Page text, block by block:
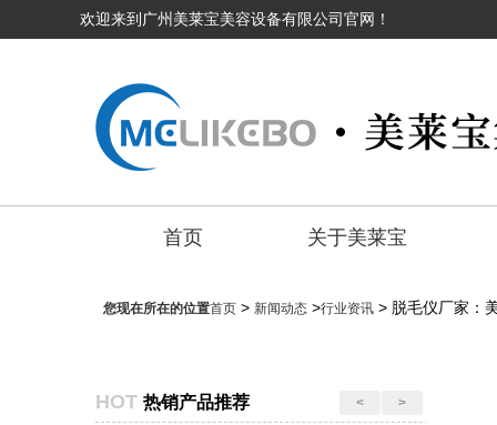
欢迎来到广州美莱宝美容设备有限公司官网！
首页 关于美莱宝
您现在所在的位置首页> 新闻动态>行业资讯> 脱毛仪厂家：
HOT 热销产品推荐 < >